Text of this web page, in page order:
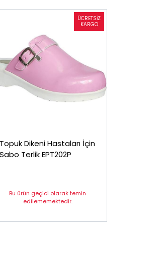
Topuk Dikeni Hastaları İçin
Sabo Terlik EPT202P
Bu ürün geçici olarak temin
edilememektedir.